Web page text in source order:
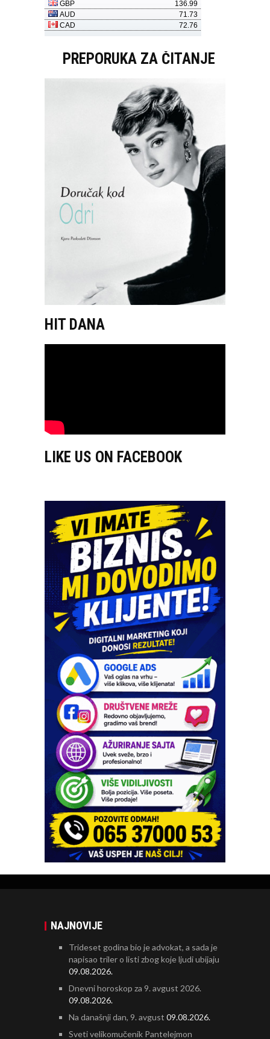
PREPORUKA ZA ČITANJE
HIT DANA
LIKE US ON FACEBOOK
NAJNOVIJE
Trideset godina bio je advokat, a sada je
napisao triler o listi zbog koje ljudi ubijaju
09.08.2026.
Dnevni horoskop za 9. avgust 2026.
09.08.2026.
Na današnji dan, 9. avgust 09.08.2026.
Sveti velikomučenik Pantelejmon